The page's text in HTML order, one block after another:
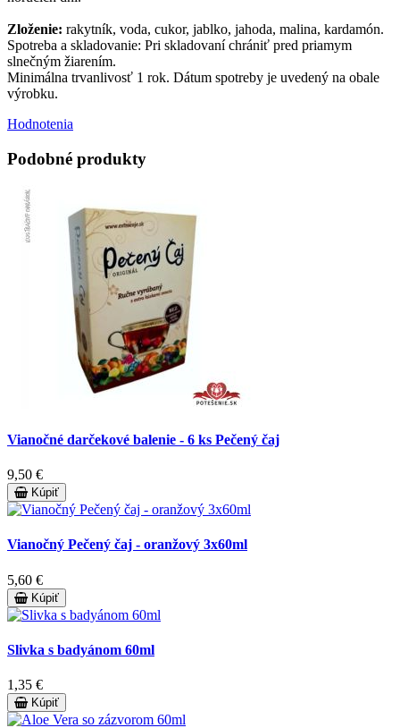
Zloženie: rakytník, voda, cukor, jablko, jahoda, malina, kardamón.
Spotreba a skladovanie: Pri skladovaní chrániť pred priamym
slnečným žiarením.
Minimálna trvanlivosť 1 rok. Dátum spotreby je uvedený na obale
výrobku.
Hodnotenia
Podobné produkty
Vianočné darčekové balenie - 6 ks Pečený čaj
9,50 €
Kúpiť
Vianočný Pečený čaj - oranžový 3x60ml
5,60 €
Kúpiť
Slivka s badyánom 60ml
1,35 €
Kúpiť